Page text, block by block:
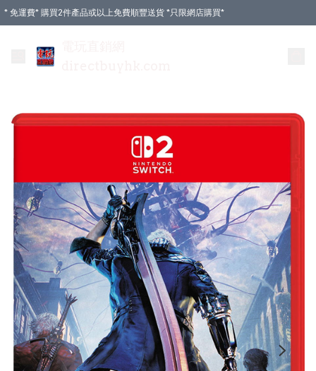
* 免運費* 購買2件產品或以上免費順豐送貨 *只限網店購買*